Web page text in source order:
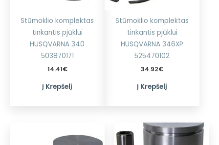
Stūmoklio komplektas
tinkantis pjūklui
HUSQVARNA 340
503870171
14.41€
Į Krepšelį
Stūmoklio komplektas
tinkantis pjūklui
HUSQVARNA 346XP
525470102
34.92€
Į Krepšelį